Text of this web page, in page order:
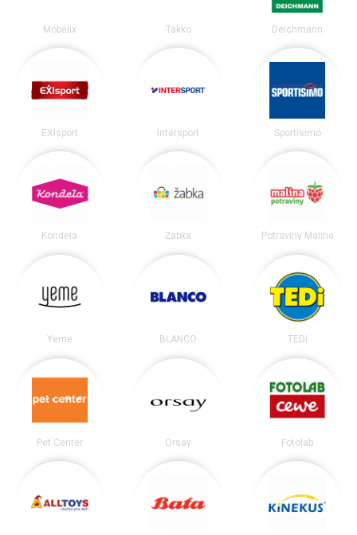
Möbelix Takko Deichmann
EXIsport Intersport Sportisimo
Kondela Žabka Potraviny Malina
Yeme BLANCO TEDi
Pet Center Orsay Fotolab